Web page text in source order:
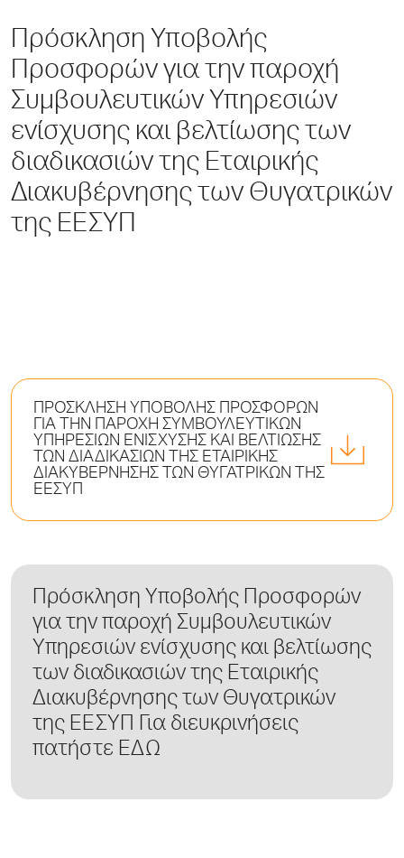
Πρόσκληση Υποβολής
Προσφορών για την παροχή
Συμβουλευτικών Υπηρεσιών
ενίσχυσης και βελτίωσης των
διαδικασιών της Εταιρικής
Διακυβέρνησης των Θυγατρικών
της ΕΕΣΥΠ
ΠΡΟΣΚΛΗΣΗ ΥΠΟΒΟΛΗΣ ΠΡΟΣΦΟΡΩΝ
ΓΙΑ ΤΗΝ ΠΑΡΟΧΗ ΣΥΜΒΟΥΛΕΥΤΙΚΩΝ
ΥΠΗΡΕΣΙΩΝ ΕΝΙΣΧΥΣΗΣ ΚΑΙ ΒΕΛΤΙΩΣΗΣ
ΤΩΝ ΔΙΑΔΙΚΑΣΙΩΝ ΤΗΣ ΕΤΑΙΡΙΚΗΣ
ΔΙΑΚΥΒΕΡΝΗΣΗΣ ΤΩΝ ΘΥΓΑΤΡΙΚΩΝ ΤΗΣ
ΕΕΣΥΠ
Πρόσκληση Υποβολής Προσφορών
για την παροχή Συμβουλευτικών
Υπηρεσιών ενίσχυσης και βελτίωσης
των διαδικασιών της Εταιρικής
Διακυβέρνησης των Θυγατρικών
της ΕΕΣΥΠ Για διευκρινήσεις
πατήστε ΕΔΩ